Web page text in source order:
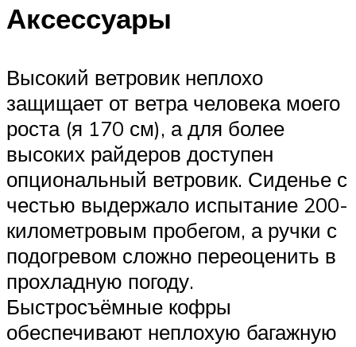
Аксессуары
Высокий ветровик неплохо
защищает от ветра человека моего
роста (я 170 см), а для более
высоких райдеров доступен
опциональный ветровик. Сиденье с
честью выдержало испытание 200-
километровым пробегом, а ручки с
подогревом сложно переоценить в
прохладную погоду.
Быстросъёмные кофры
обеспечивают неплохую багажную